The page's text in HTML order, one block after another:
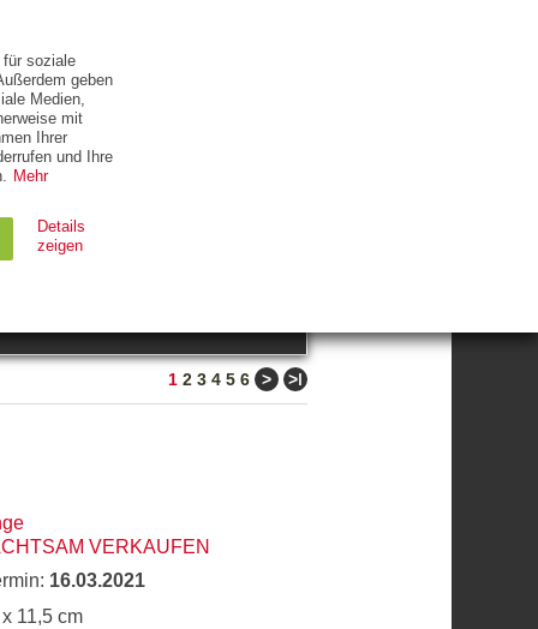
ZUM THEMA
1 2 3 4 5 6 > >ǀ
VERKAUFEN
16.03.2021
11,5 cm
für soziale
geben
Medien,
mit
Ihrer
und Ihre
Mehr
Details
zeigen
Typ